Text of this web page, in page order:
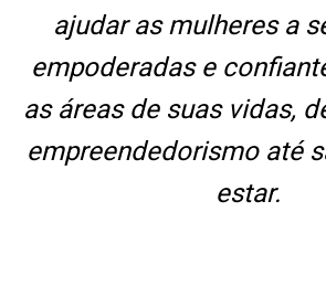
ajudar as mulheres a
empoderadas e
as áreas de suas vidas,
empreendedorismo até
estar.